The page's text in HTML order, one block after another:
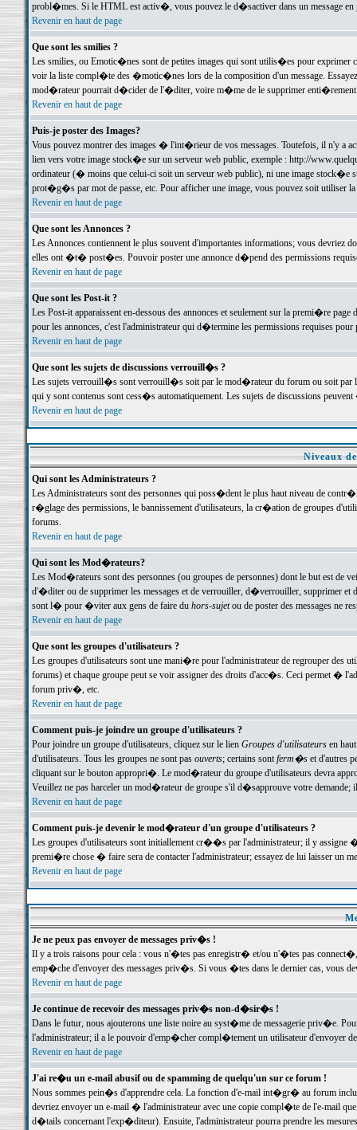
probl�mes. Si le HTML est activ�, vous pouvez le d�sactiver dans un message en
Revenir en haut de page
Que sont les smilies ?
Les smilies, ou Emotic�nes sont de petites images qui sont utilis�es pour exprimer
voir la liste compl�te des �motic�nes lors de la composition d'un message.
mod�rateur pourrait d�cider de l'�diter, voire m�me de le supprimer
Revenir en haut de page
Puis-je poster des Images?
Vous pouvez montrer des images � l'int�rieur de vos messages. Toutefois, il n'y a
lien vers votre image stock�e sur un serveur web public, exemple : http://
ordinateur (� moins que celui-ci soit un serveur web public), ni une image stock�e
prot�g�s par mot de passe, etc. Pour afficher une image, vous pouvez soit
Revenir en haut de page
Que sont les Annonces ?
Les Annonces contiennent le plus souvent d'importantes informations; vous devriez
elles ont �t� post�es. Pouvoir poster une annonce d�pend des permissions
Revenir en haut de page
Que sont les Post-it ?
Les Post-it apparaissent en-dessous des annonces et seulement sur la premi�re
pour les annonces, c'est l'administrateur qui d�termine les permissions requises pour
Revenir en haut de page
Que sont les sujets de discussions verrouill�s ?
Les sujets verrouill�s sont verrouill�s soit par le mod�rateur du forum ou soit par
qui y sont contenus sont cess�s automatiquement. Les sujets de discussions
Revenir en haut de page
Niveaux
Qui sont les Administrateurs ?
Les Administrateurs sont des personnes qui poss�dent le plus haut niveau de
r�glage des permissions, le bannissement d'utilisateurs, la cr�ation de groupes
forums.
Revenir en haut de page
Qui sont les Mod�rateurs?
Les Mod�rateurs sont des personnes (ou groupes de personnes) dont le but est de
d'�diter ou de supprimer les messages et de verrouiller, d�verrouiller, supprimer
sont l� pour �viter aux gens de faire du hors-sujetou de poster des messages ne
Revenir en haut de page
Que sont les groupes d'utilisateurs ?
Les groupes d'utilisateurs sont une mani�re pour l'administrateur de regrouper des
forums) et chaque groupe peut se voir assigner des droits d'acc�s. Ceci permet
forum priv�, etc.
Revenir en haut de page
Comment puis-je joindre un groupe d'utilisateurs ?
Pour joindre un groupe d'utilisateurs, cliquez sur le lien Groupes d'utilisateursen haut
d'utilisateurs. Tous les groupes ne sont pas ouverts; certains sontferm�set d'autres
cliquant sur le bouton appropri�. Le mod�rateur du groupe d'utilisateurs devra
Veuillez ne pas harceler un mod�rateur de groupe s'il d�sapprouve votre demande;
Revenir en haut de page
Comment puis-je devenir le mod�rateur d'un groupe d'utilisateurs ?
Les groupes d'utilisateurs sont initiallement cr��s par l'administrateur; il y
premi�re chose � faire sera de contacter l'administrateur; essayez de lui laisser un
Revenir en haut de page
Je ne peux pas envoyer de messages priv�s !
Il y a trois raisons pour cela : vous n'�tes pas enregistr� et/ou n'�tes pas
emp�che d'envoyer des messages priv�s. Si vous �tes dans le dernier cas, vous
Revenir en haut de page
Je continue de recevoir des messages priv�s non-d�sir�s !
Dans le futur, nous ajouterons une liste noire au syst�me de messagerie priv�e.
l'administrateur; il a le pouvoir d'emp�cher compl�tement un utilisateur d'envoyer
Revenir en haut de page
J'ai re�u un e-mail abusif ou de spamming de quelqu'un sur ce forum !
Nous sommes pein�s d'apprendre cela. La fonction d'e-mail int�gr� au forum inclut
devriez envoyer un e-mail � l'administrateur avec une copie compl�te de l'e-mail
d�tails concernant l'exp�diteur). Ensuite, l'administrateur pourra prendre les